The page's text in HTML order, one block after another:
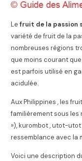
Lefruit de la passion
variété de fruit de la
nombreuses régions
que moins courant
est parfois utilisé en
acidulée.
Aux Philippines , les
familièrement sous les
»), kurombot , utot-
ressemblance avec la
Voici une description